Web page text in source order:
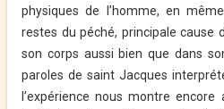
physiques de l’homme, en
restes du péché, principale cause
son corps aussi bien que dans
paroles de saint Jacques
l’expérience nous montre